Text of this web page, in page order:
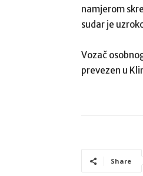
namjerom
sudar je
Vozač
prevezen u
Share